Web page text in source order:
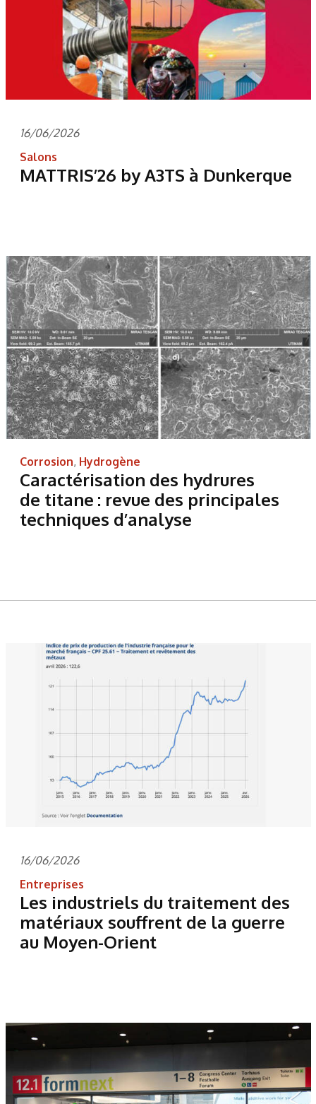
16/06/2026
Salons
MATTRIS’26 by A3TS à Dunkerque
Corrosion, Hydrogène
Caractérisation des hydrures
de titane : revue des principales
techniques d’analyse
16/06/2026
Entreprises
Les industriels du traitement des
matériaux souffrent de la guerre
au Moyen-Orient